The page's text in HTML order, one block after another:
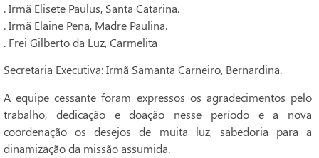
. Irmã Elisete Paulus, Santa Catarina.
. Irmã Elaine Pena, Madre Paulina.
. Frei Gilberto da Luz, Carmelita
Secretaria Executiva: Irmã Samanta Carneiro, Bernardina.
A equipe cessante foram expressos os agradecimentos pelo
trabalho, dedicação e doação nesse período e a nova
coordenação os desejos de muita luz, sabedoria para a
dinamização da missão assumida.